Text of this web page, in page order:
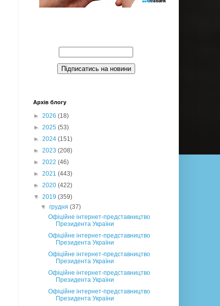
Архів блогу
► 2026 (18)
► 2025 (53)
► 2024 (151)
► 2023 (208)
► 2022 (46)
► 2021 (443)
► 2020 (422)
▼ 2019 (359)
▼грудня(37)
Офіційне інтернет-представництво
Президента України
Офіційне інтернет-представництво
Президента України
Офіційне інтернет-представництво
Президента України
Офіційне інтернет-представництво
Президента України
Офіційне інтернет-представництво
Президента України